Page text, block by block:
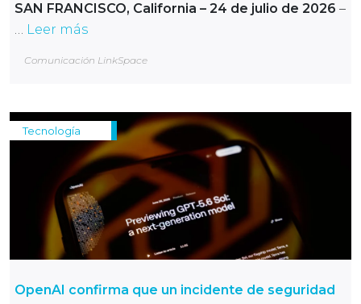
SAN FRANCISCO, California – 24 de julio de 2026 –
… Leer más
Comunicación LinkSpace
Tecnología
OpenAI confirma que un incidente de seguridad